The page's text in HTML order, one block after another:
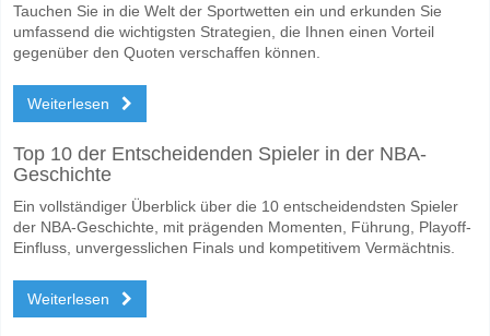
Tauchen Sie in die Welt der Sportwetten ein und erkunden Sie
umfassend die wichtigsten Strategien, die Ihnen einen Vorteil
gegenüber den Quoten verschaffen können.
Weiterlesen
Top 10 der Entscheidenden Spieler in der NBA-
Geschichte
Ein vollständiger Überblick über die 10 entscheidendsten Spieler
der NBA-Geschichte, mit prägenden Momenten, Führung, Playoff-
Einfluss, unvergesslichen Finals und kompetitivem Vermächtnis.
Weiterlesen